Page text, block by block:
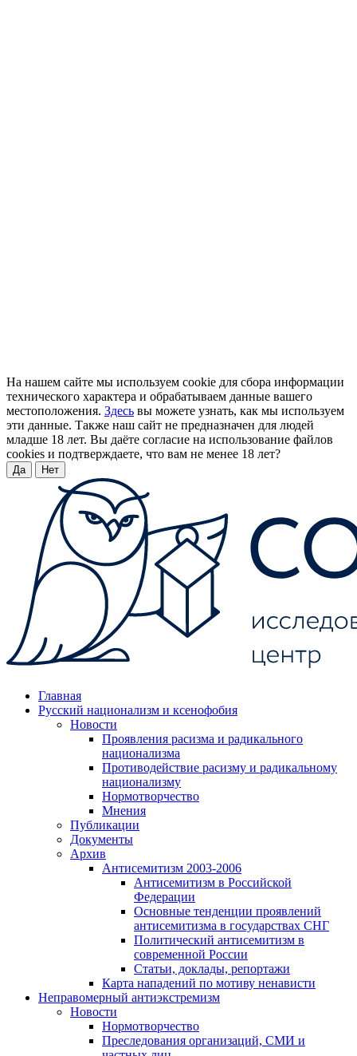
На нашем сайте мы используем cookie для сбора информации
технического характера и обрабатываем данные вашего
местоположения. Здесь вы можете узнать, как мы используем
эти данные. Также наш сайт не предназначен для людей
младше 18 лет. Вы даёте согласие на использование файлов
cookies и подтверждаете, что вам не менее 18 лет?
Да Нет
Главная
Русский национализм и ксенофобия
Новости
Проявления расизма и радикального
национализма
Противодействие расизму и радикальному
национализму
Нормотворчество
Мнения
Публикации
Документы
Архив
Антисемитизм 2003-2006
Антисемитизм в Российской
Федерации
Основные тенденции проявлений
антисемитизма в государствах СНГ
Политический антисемитизм в
современной России
Статьи, доклады, репортажи
Карта нападений по мотиву ненависти
Неправомерный антиэкстремизм
Новости
Нормотворчество
Преследования организаций, СМИ и